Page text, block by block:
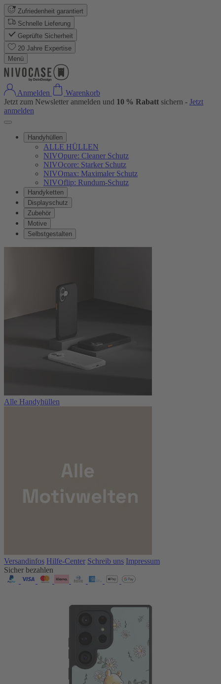
Zufriedenheit garantiert
Schnelle Lieferung
Geprüfte Sicherheit
20 Jahre Expertise
Menü
Anmelden
Warenkorb
Jetzt zum Newsletter anmelden und 10 % Rabatt sichern - Jetzt
anmelden
Handyhüllen
ALLE HÜLLEN
NIVOpure: Cleaner Schutz
NIVOcore: Starker Schutz
NIVOmax: Maximaler Schutz
NIVOflip: Rundum-Schutz
Handyketten
Displayschutz
Zubehör
Motive
Selbstgestalten
Alle Handyhüllen
Versandinfos Hilfe-Center Schreib uns Impressum
Sicher bezahlen